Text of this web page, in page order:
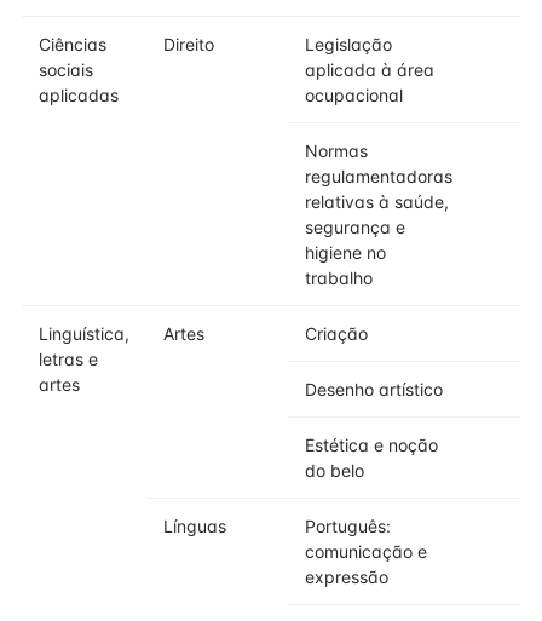
Ciências
sociais
aplicadas
Direito
Legislação
aplicada à área
ocupacional
Normas
regulamentadoras
relativas à saúde,
segurança e
higiene no
trabalho
Linguística,
letras e
artes
Artes Criação
Desenho artístico
Estética e noção
do belo
Línguas
Português:
comunicação e
expressão